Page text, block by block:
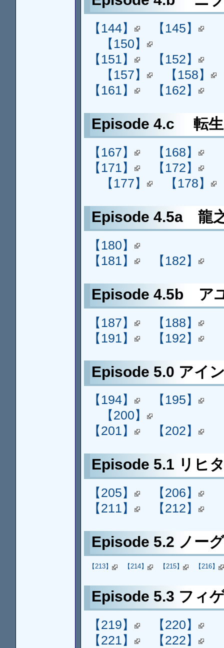
【144】 【145】
【150】
【151】
【152】
【157】
【158】
【161】
【162】
Episode 4.c 転
【167】 【168】
【171】
【172】
【177】
【178】
Episode 4.5a 龍
【180】
【181】
【182】
Episode 4.5b ア
【187】 【188】
【191】
【192】
Episode 5.0 アイ
【194】 【195】
【200】
【201】
【202】
Episode 5.1 リヒ
【205】 【206】
【211】
【212】
Episode 5.2 ノー
【213】 【214】 【215】 【216】
Episode 5.3 フィ
【219】
【220】
【221】
【222】